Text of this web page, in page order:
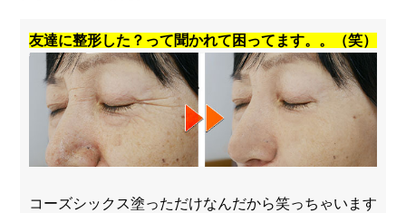
友達に整形した？って聞かれて困ってます。。（笑）
コーズシックス塗っただけなんだから笑っちゃいます